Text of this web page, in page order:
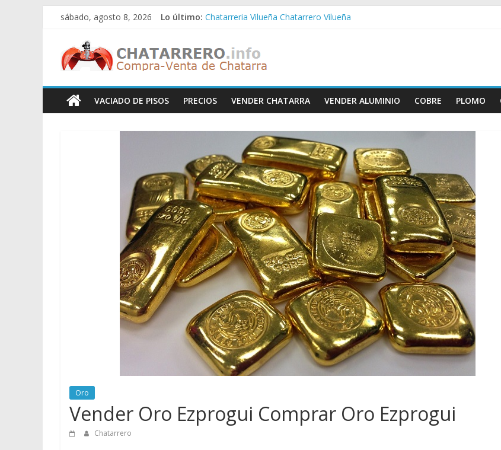
Saltar
contenido
sábado, agosto 8, 2026 Lo último: Chatarreria Vilueña Chatarrero Vilueña
Chatarreria Zaida Chatarrero Zaida
Chatarreria Vistabella Chatarrero Vistabella
Chatarreros
–
Precio
Chatarra
VACIADO DE PISOS PRECIOS VENDER CHATARRA VENDER ALUMINIO COBRE PLOMO
Oro
Vender Oro Ezprogui Comprar Oro Ezprogui
Chatarrero